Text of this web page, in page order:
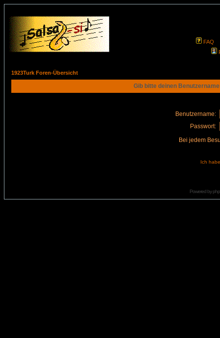
FAQ
1923Turk Foren-Übersicht
Gib bitte deinen
Benutzername:
Passwort:
Bei jedem
Ich
Powered by